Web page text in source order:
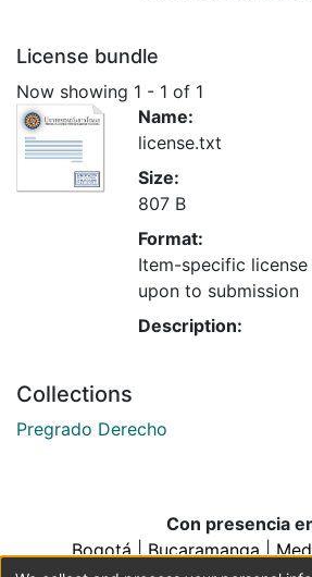
License bundle
Now showing 1 - 1 of 1
Name:
license.txt
Size:
807 B
Format:
Item-specific license
upon to submission
Description:
Collections
Pregrado Derecho
Con presencia
Bogotá|Bucaramanga|